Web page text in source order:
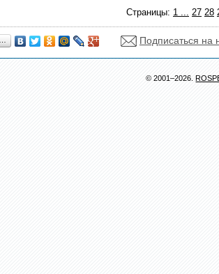
Страницы: 1 ... 27 28
Подписаться на
© 2001–2026.